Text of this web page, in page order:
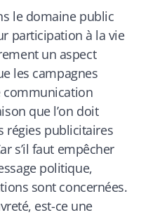
le domaine public
participation à la vie
un aspect
les campagnes
communication
que l’on doit
régies publicitaires
s’il faut empêcher
politique,
sont concernées.
est-ce une